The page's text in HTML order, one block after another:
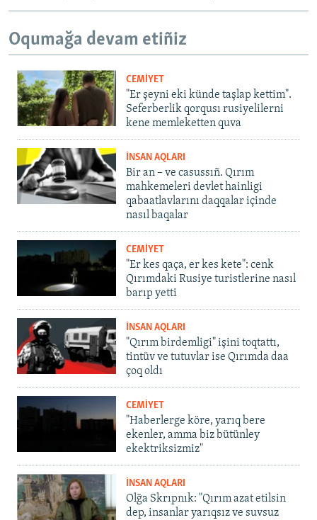
Oqumağa devam etiñiz
CEMİYET
"Er şeyni eki künde taşlap kettim".
Seferberlik qorqusı rusiyelilerni
kene memleketten quva
İNSAN AQLARI
Bir an – ve casussıñ. Qırım
mahkemeleri devlet hainligi
qabaatlavlarını daqqalar içinde
nasıl baqalar
CEMİYET
"Er kes qaça, er kes kete": cenk
Qırımdaki Rusiye turistlerine nasıl
barıp yetti
İNSAN AQLARI
"Qırım birdemligi" işini toqtattı,
tintüv ve tutuvlar ise Qırımda daa
çoq oldı
CEMİYET
"Haberlerge köre, yarıq bere
ekenler, amma biz bütünley
ekektriksizmiz"
İNSAN AQLARI
Olğa Skrıpnık: "Qırım azat etilsin
dep, insanlar yarıqsız ve suvsuz